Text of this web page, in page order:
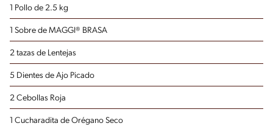
1 Pollo de 2.5 kg
1 Sobre de MAGGI® BRASA
2 tazas de Lentejas
5 Dientes de Ajo Picado
2 Cebollas Roja
1 Cucharadita de Orégano Seco